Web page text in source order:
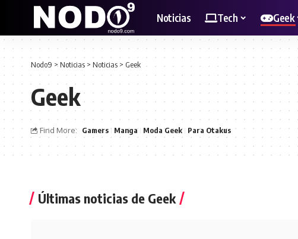
Noticias Tech Geek
Nodo9 > Noticias > Noticias> Geek
Geek
Find More: Gamers Manga Moda Geek Para Otakus
Últimas noticias de Geek